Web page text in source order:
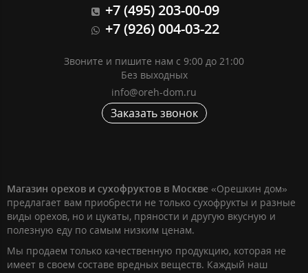
+7 (495) 203-00-09
+7 (926) 004-03-22
Звоните и пишите нам с 9:00 до 21:00
Без выходных
info@oreh-dom.ru
Заказать звонок
Магазин орехов и сухофруктов в Москве «Орешкин дом»
предлагает вам приобрести не только сухофрукты и разные
виды орехов, но и цукаты, пряности и другую вкусную и
полезную еду по самым низким ценам.
Мы продаем только качественную продукцию, которая не
имеет в своем составе вредных веществ. Каждый наш